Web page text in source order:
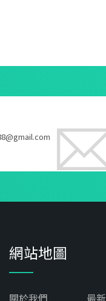
網站地圖
關於我們 最